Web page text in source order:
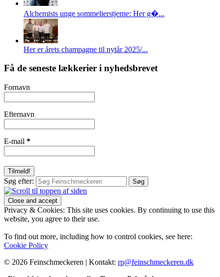
Alchemists unge sommelierstjerne: Her g�...
Her er årets champagne til nytår 2025/...
Få de seneste lækkerier i nyhedsbrevet
Fornavn
Efternavn
E-mail *
Søg efter:
Privacy & Cookies: This site uses cookies. By continuing to use this
website, you agree to their use.
To find out more, including how to control cookies, see here:
Cookie Policy
© 2026 Feinschmeckeren | Kontakt: rp@feinschmeckeren.dk